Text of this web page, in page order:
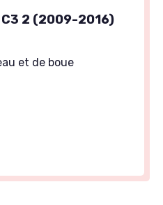
2 (2009-2016)
et de boue